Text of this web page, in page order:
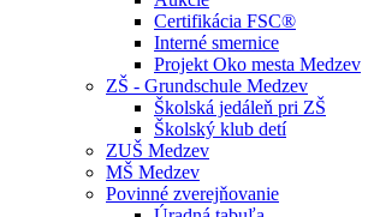
Certifikácia FSC®
Interné smernice
Projekt Oko mesta Medzev
ZŠ - Grundschule Medzev
Školská jedáleň pri ZŠ
Školský klub detí
ZUŠ Medzev
MŠ Medzev
Povinné zverejňovanie